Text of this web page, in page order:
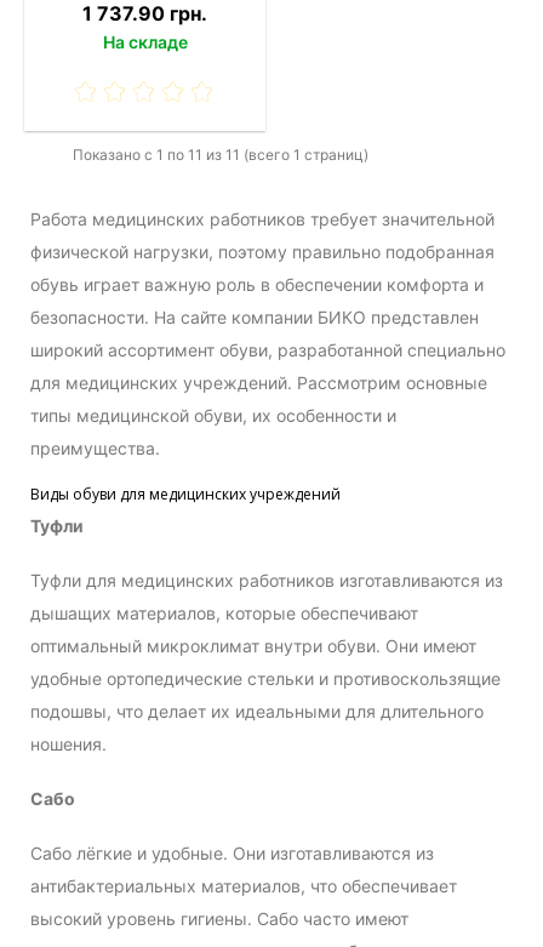
1 737.90 грн.
На складе
Показано с 1 по 11 из 11 (всего 1 страниц)
Работа медицинских работников требует значительной
физической нагрузки, поэтому правильно подобранная
обувь играет важную роль в обеспечении комфорта и
безопасности. На сайте компании БИКО представлен
широкий ассортимент обуви, разработанной специально
для медицинских учреждений. Рассмотрим основные
типы медицинской обуви, их особенности и
преимущества.
Виды обуви для медицинских учреждений
Туфли
Туфли для медицинских работников изготавливаются из
дышащих материалов, которые обеспечивают
оптимальный микроклимат внутри обуви. Они имеют
удобные ортопедические стельки и противоскользящие
подошвы, что делает их идеальными для длительного
ношения.
Сабо
Сабо лёгкие и удобные. Они изготавливаются из
антибактериальных материалов, что обеспечивает
высокий уровень гигиены. Сабо часто имеют